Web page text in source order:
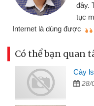
đây.
tục
Internet là dùng được
Có thể bạn quan
Cày
28/